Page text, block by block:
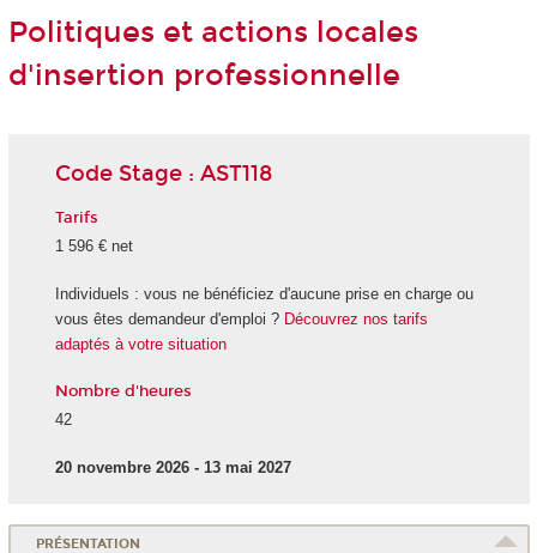
Politiques et actions locales
d'insertion professionnelle
Code Stage : AST118
Tarifs
1 596 € net
Individuels : vous ne bénéficiez d'aucune prise en charge ou
vous êtes demandeur d'emploi ? Découvrez nos tarifs
adaptés à votre situation
Nombre d'heures
42
20 novembre 2026 - 13 mai 2027
PRÉSENTATION